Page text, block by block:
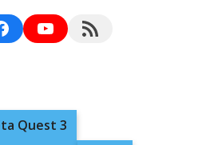
YouTubeRSS Feed
Quest 3